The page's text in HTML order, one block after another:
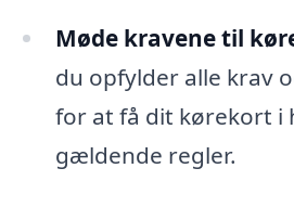
Møde kravene til
du opfylder alle krav
for at få dit kørekort i
gældende regler.